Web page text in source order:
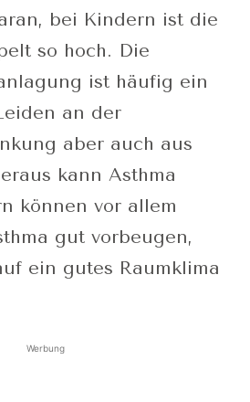
bei Kindern ist die
so hoch. Die
ist häufig ein
an der
aber auch aus
kann Asthma
können vor allem
gut vorbeugen,
ein gutes Raumklima
Werbung